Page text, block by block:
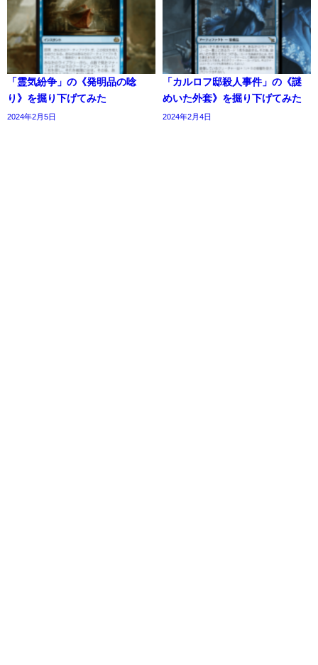
「霊気紛争」の《発明品の唸
り》を掘り下げてみた
2024年2月5日
「カルロフ邸殺人事件」の《謎
めいた外套》を掘り下げてみた
2024年2月4日